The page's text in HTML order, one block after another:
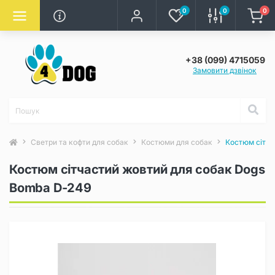
0 0 0
+38 (099) 4715059
Замовити дзвінок
Светри та кофти для собак Костюми для собак Костюм
Костюм сітчастий жовтий для собак Dogs
Bomba D-249